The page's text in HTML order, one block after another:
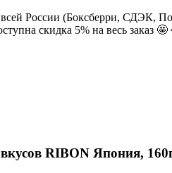
всей России (Боксберри, СДЭК,
скидка 5% на весь заказ 🤩
RIBON Япония,